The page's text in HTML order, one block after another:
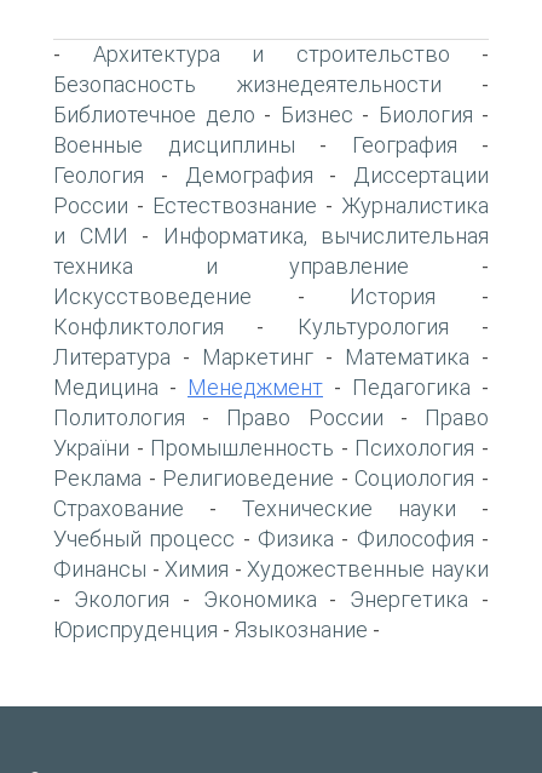
- Архитектура и строительство -
Безопасность жизнедеятельности -
Библиотечное дело - Бизнес - Биология -
Военные дисциплины - География -
Геология - Демография -
Диссертации
России - Естествознание - Журналистика
и СМИ -
Информатика, вычислительная
техника и управление -
Искусствоведение - История -
Конфликтология - Культурология -
Литература - Маркетинг - Математика -
Медицина - Менеджмент - Педагогика -
Политология - Право России -
Право
України - Промышленность - Психология -
Реклама - Религиоведение - Социология -
Страхование - Технические науки -
Учебный процесс - Физика - Философия -
Финансы - Химия - Художественные науки
- Экология - Экономика - Энергетика -
Юриспруденция - Языкознание -